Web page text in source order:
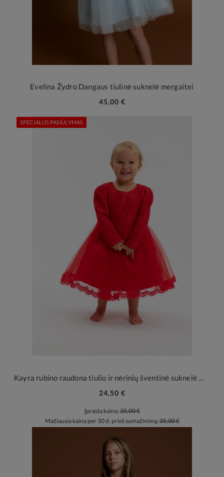
Evelina Žydro Dangaus tiulinė suknelė mergaitei
45,00 €
Kayra rubino raudona tiulio ir nėrinių šventinė suknelė mergaitei
24,50 €
Įprasta kaina:35,00 €
Mažiausia kaina per 30 d. prieš sumažinimą:35,00 €
SPECIALUS PASIŪLYMAS